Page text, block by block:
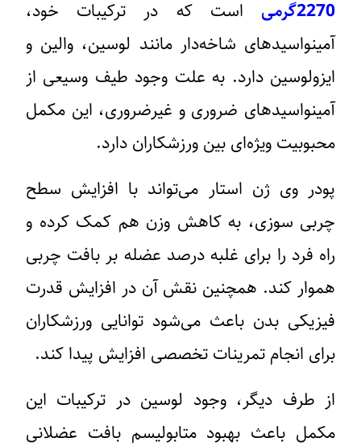
2270گرمی
است که در ترکیبات خود،
آمینواسیدهای شاخه‌دار مانند لوسین، والین و
ایزولوسین دارد. به علت وجود طیف وسیعی از
آمینواسیدهای ضروری و غیرضروری، این مکمل
محبوبیت ویژه‌ای بین ورزشکاران دارد.
پودر وی ژن استار می‌تواند با افزایش سطح
چربی سوزی، به کاهش وزن هم کمک کرده و
راه فرد را برای غلبه درصد عضله بر بافت چربی
هموار کند. همچنین نقش آن در افزایش قدرت
فیزیکی بدن باعث می‌شود توانایی ورزشکاران
برای انجام تمرینات تخصصی افزایش پیدا کند.
از طرف دیگر، وجود لوسین در ترکیبات این
مکمل باعث بهبود متابولیسم بافت عضلانی